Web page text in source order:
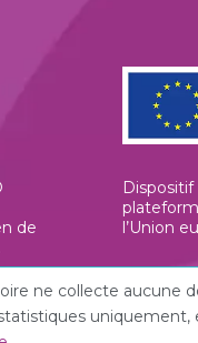
de
l’Union
ne collecte aucune